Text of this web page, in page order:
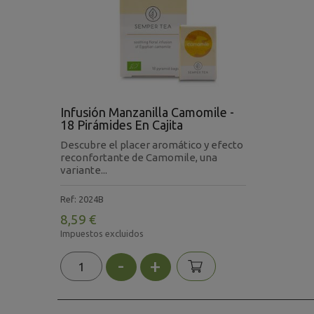
Infusión Manzanilla Camomile -
18 Pirámides En Cajita
Descubre el placer aromático y efecto
reconfortante de Camomile, una
variante...
Ref: 2024B
8,59 €
Impuestos excluidos
- +